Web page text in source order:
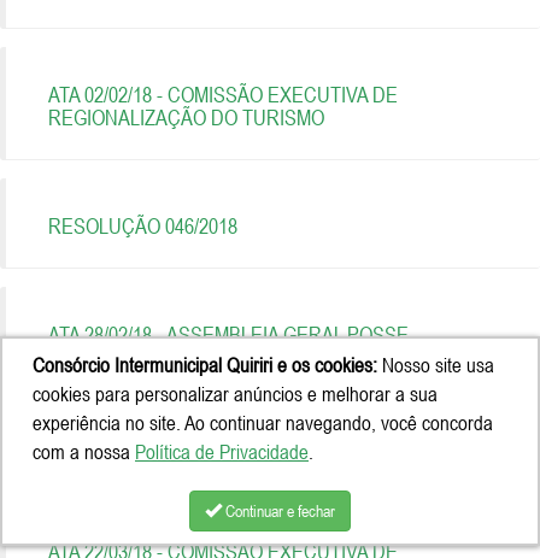
ATA 02/02/18 - COMISSÃO EXECUTIVA DE
REGIONALIZAÇÃO DO TURISMO
RESOLUÇÃO 046/2018
ATA 28/02/18 - ASSEMBLEIA GERAL POSSE
ATA 29/03/18 - ASSEMBLEIA GERAL
ATA 22/03/18 - COMISSÃO EXECUTIVA DE
Consórcio Intermunicipal Quiriri e os cookies: Nosso site usa
cookies para personalizar anúncios e melhorar a sua
experiência no site. Ao continuar navegando, você concorda
com a nossa Política de Privacidade.
Continuar e fechar